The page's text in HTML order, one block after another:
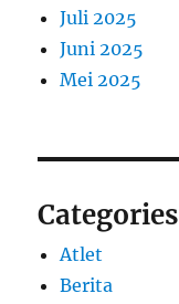
Juli 2025
Juni 2025
Mei 2025
Categories
Atlet
Berita